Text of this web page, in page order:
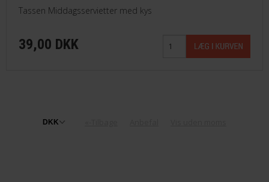
Tassen Middagsservietter med kys
39,00 DKK